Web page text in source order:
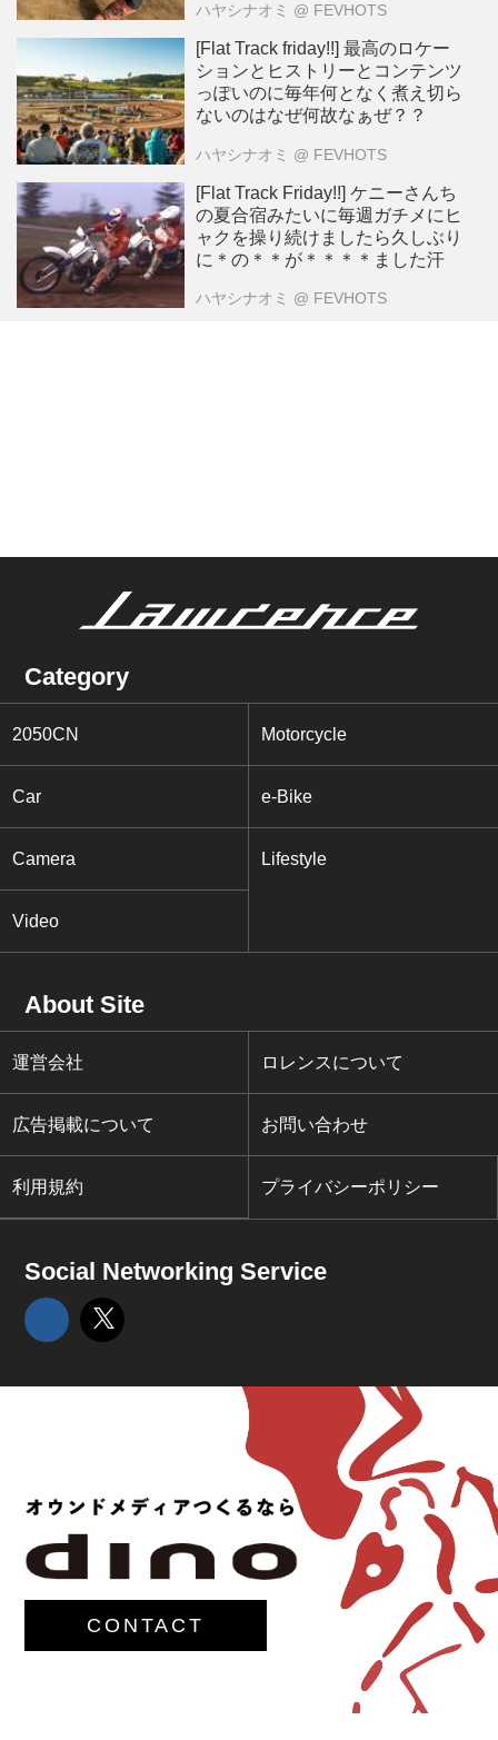
ハヤシナオミ @ FEVHOTS
[Flat Track friday!!] 最高のロケー
ションとヒストリーとコンテンツ
っぽいのに毎年何となく煮え切ら
ないのはなぜ何故なぁぜ？？
ハヤシナオミ @ FEVHOTS
[Flat Track Friday!!] ケニーさんち
の夏合宿みたいに毎週ガチメにヒ
ャクを操り続けましたら久しぶり
に＊の＊＊が＊＊＊＊ました汗
ハヤシナオミ @ FEVHOTS
Category
2050CN Motorcycle
Car e-Bike
Camera Lifestyle
Video
About Site
運営会社 ロレンスについて
広告掲載について お問い合わせ
利用規約 プライバシーポリシー
Social Networking Service
CONTACT